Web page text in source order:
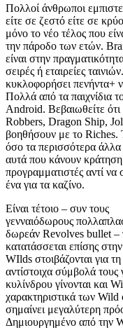
Πολλοί άνθρωποι
είτε σε ζεστό είτε σε
μόνο το νέο τέλος που
την πάροδο των ετών.
είναι στην
σειρές ή εταιρείες
κυκλοφορήσει πενήντα+
Πολλά από τα παιχνίδια
Android. Βεβαιωθείτε
Robbers, Dragon Ship,
βοηθήσουν με το Riches.
όσο τα περισσότερα
αυτά που κάνουν κράτηση
προγραμματιστές αντί
ένα για τα καζίνο.
Είναι τέτοιο – συν τους
γενναιόδωρους
δωρεάν Revolves bullet –
κατατάσσεται επίσης
WIlds στοιβάζονται για
αντίστοιχα σύμβολά τους
κυλίνδρου γίνονται και
χαρακτηριστικά των Wild
σημαίνει μεγαλύτερη
Δημιουργημένο από την